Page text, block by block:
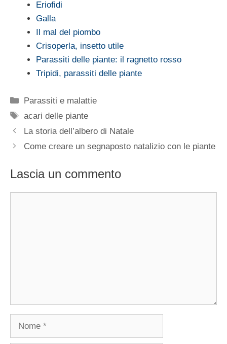
Eriofidi
Galla
Il mal del piombo
Crisoperla, insetto utile
Parassiti delle piante: il ragnetto rosso
Tripidi, parassiti delle piante
Categorie
Parassiti e malattie
Tag
acari delle piante
La storia dell’albero di Natale
Come creare un segnaposto natalizio con le piante
Lascia un commento
Nome